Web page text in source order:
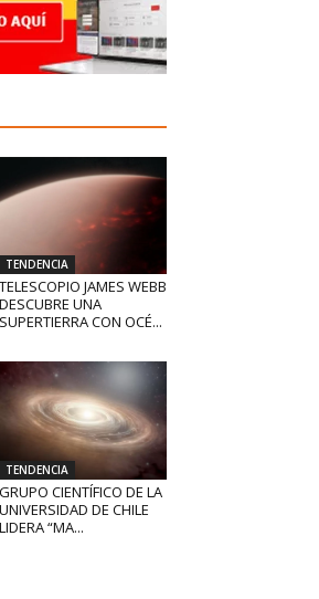
TENDENCIA
TELESCOPIO JAMES WEBB
DESCUBRE UNA
SUPERTIERRA CON OCÉ...
TENDENCIA
GRUPO CIENTÍFICO DE LA
UNIVERSIDAD DE CHILE
LIDERA “MA...